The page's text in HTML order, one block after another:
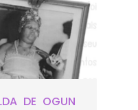
DE OGUN